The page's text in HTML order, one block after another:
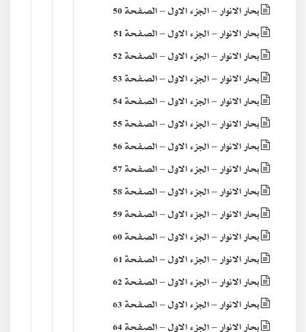
بحار الانوار – الجزء الاول – الصفحة 50
بحار الانوار – الجزء الاول – الصفحة 51
بحار الانوار – الجزء الاول – الصفحة 52
بحار الانوار – الجزء الاول – الصفحة 53
بحار الانوار – الجزء الاول – الصفحة 54
بحار الانوار – الجزء الاول – الصفحة 55
بحار الانوار – الجزء الاول – الصفحة 56
بحار الانوار – الجزء الاول – الصفحة 57
بحار الانوار – الجزء الاول – الصفحة 58
بحار الانوار – الجزء الاول – الصفحة 59
بحار الانوار – الجزء الاول – الصفحة 60
بحار الانوار – الجزء الاول – الصفحة 61
بحار الانوار – الجزء الاول – الصفحة 62
بحار الانوار – الجزء الاول – الصفحة 63
بحار الانوار – الجزء الاول – الصفحة 64